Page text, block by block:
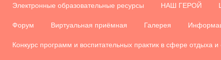
Электронные образовательные ресурсы НАШ ГЕРОЙ
Форум Виртуальная приёмная Галерея
Конкурс программ и воспитательных практик в сфере отдыха